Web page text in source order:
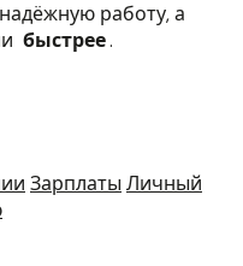
работу, а
быстрее.
Зарплаты Личный